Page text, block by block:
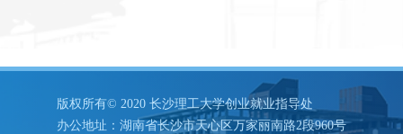
版权所有© 2020 长沙理工大学创业就业指导处
办公地址：湖南省长沙市天心区万家丽南路2段960号